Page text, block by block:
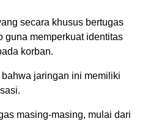
secara khusus bertugas
guna memperkuat identitas
korban.
jaringan ini memiliki
masing-masing, mulai dari